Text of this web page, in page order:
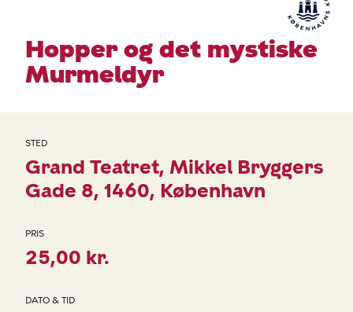
Hopper og det mystiske
Murmeldyr
STED
Grand Teatret Mikkel Bryggers
Gade 8 1460 København
PRIS
25,00 kr.
DATO & TID